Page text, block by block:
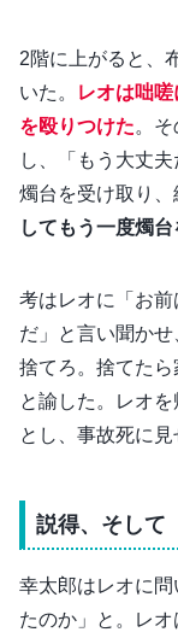
2階に上がると、
いた。
レオは咄
を殴りつけた。そ
し、「もう大丈
燭台を受け取り、
してもう一度燭
考はレオに「お
だ」と言い聞か
捨てろ。捨てたら
と諭した。レオ
とし、事故死に見
説得、そして
幸太郎はレオに
たのか」と。レ